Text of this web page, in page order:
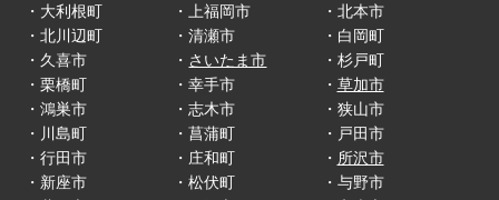
・大利根町
・上福岡市
・北本市
・北川辺町
・久喜市
・栗橋町
・鴻巣市
・川島町
・行田市
・清瀬市
・ さいたま市
・幸手市
・志木市
・菖蒲町
・庄和町
・白岡町
・杉戸町
・ 草加市
・狭山市
・戸田市
・ 所沢市
・新座市
・松伏町
・与野市